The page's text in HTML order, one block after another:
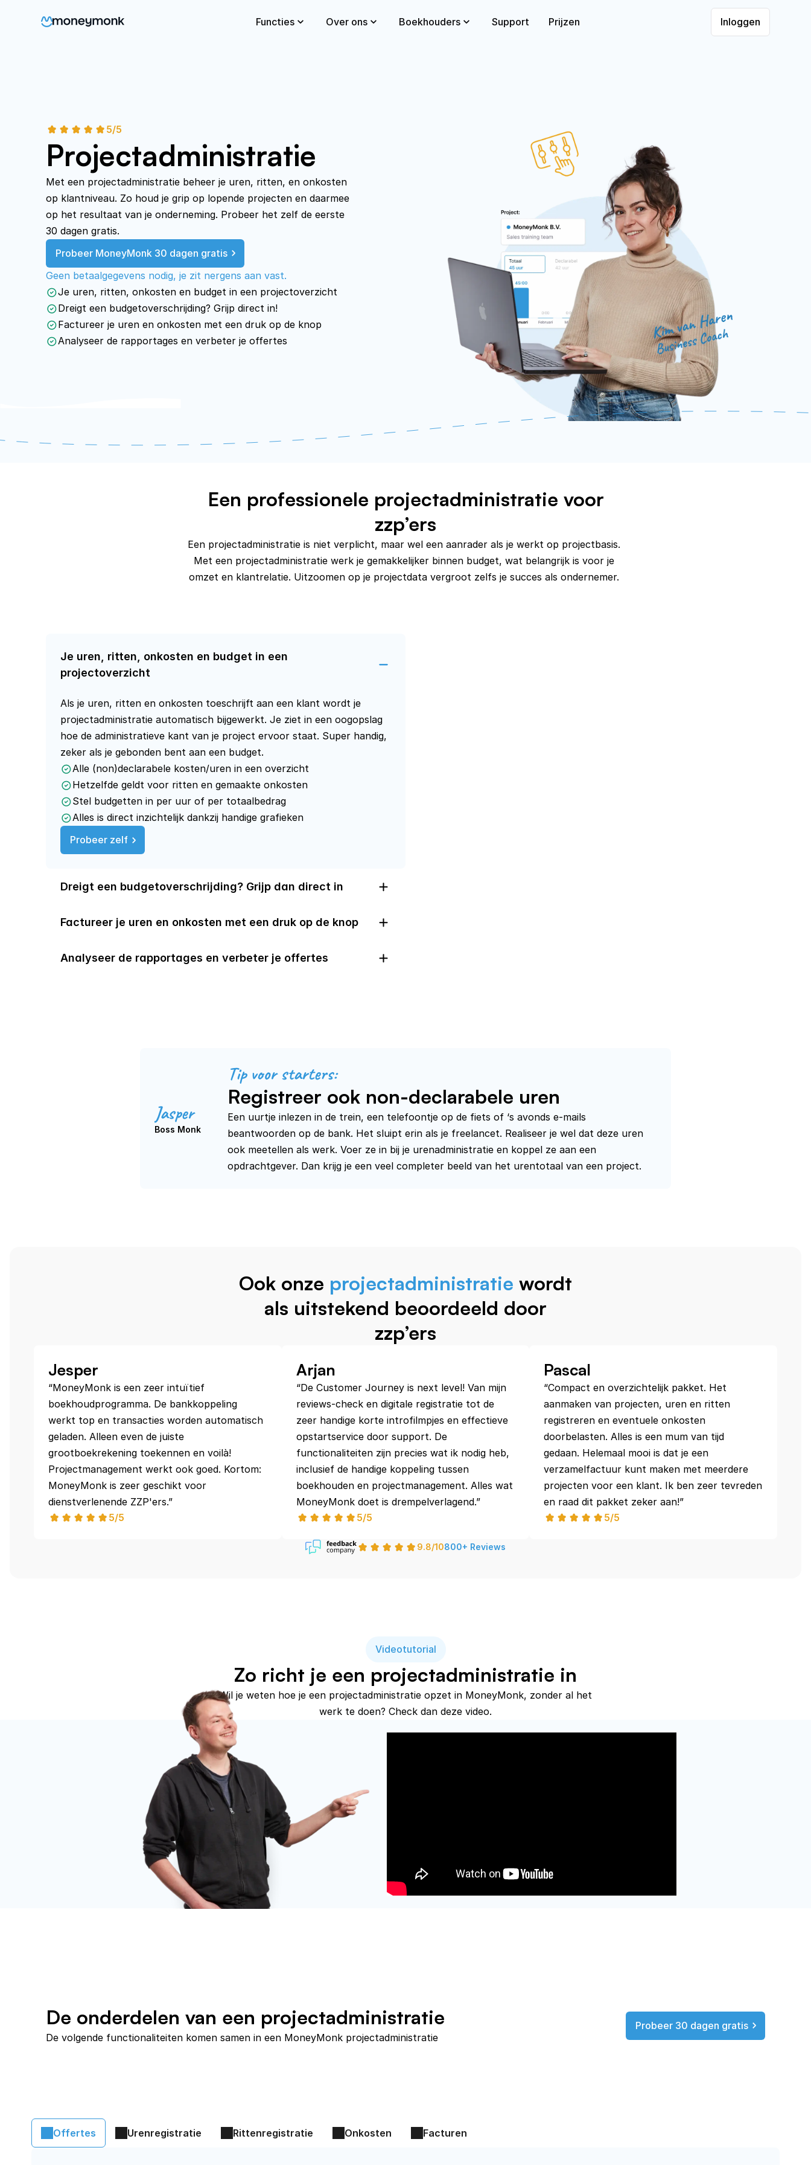
5/5
Project­administratie
Met een projectadministratie beheer je uren, ritten, en onkosten
op klantniveau. Zo houd je grip op lopende projecten en daarmee
op het resultaat van je onderneming. Probeer het zelf de eerste
30 dagen gratis.
Probeer MoneyMonk 30 dagen gratis
Geen betaalgegevens nodig, je zit nergens aan vast.
Je uren, ritten, onkosten en budget in een projectoverzicht
Dreigt een budgetoverschrijding? Grijp direct in!
Factureer je uren en onkosten met een druk op de knop
Analyseer de rapportages en verbeter je offertes
Een professionele projectadministratie voor
zzp’ers
Een projectadministratie is niet verplicht, maar wel een aanrader als je werkt op projectbasis.
Met een projectadministratie werk je gemakkelijker binnen budget, wat belangrijk is voor je
omzet en klantrelatie. Uitzoomen op je projectdata vergroot zelfs je succes als ondernemer.
Je uren, ritten, onkosten en budget in een
projectoverzicht
Als je uren, ritten en onkosten toeschrijft aan een klant wordt je
projectadministratie automatisch bijgewerkt. Je ziet in een oogopslag
hoe de administratieve kant van je project ervoor staat. Super handig,
zeker als je gebonden bent aan een budget.
Alle (non)declarabele kosten/uren in een overzicht
Hetzelfde geldt voor ritten en gemaakte onkosten
Stel budgetten in per uur of per totaalbedrag
Alles is direct inzichtelijk dankzij handige grafieken
Probeer zelf
Dreigt een budgetoverschrijding? Grijp dan direct in
Factureer je uren en onkosten met een druk op de knop
Analyseer de rapportages en verbeter je offertes
Jasper
Boss Monk
Tip voor starters:
Registreer ook non-declarabele uren
Een uurtje inlezen in de trein, een telefoontje op de fiets of ‘s avonds e-mails
beantwoorden op de bank. Het sluipt erin als je freelancet. Realiseer je wel dat deze uren
ook meetellen als werk. Voer ze in bij je urenadministratie en koppel ze aan een
opdrachtgever. Dan krijg je een veel completer beeld van het urentotaal van een project.
Ook onze projectadministratie wordt
als uitstekend beoordeeld door
zzp’ers
Jesper
“MoneyMonk is een zeer intuïtief
boekhoudprogramma. De bankkoppeling
werkt top en transacties worden automatisch
geladen. Alleen even de juiste
grootboekrekening toekennen en voilà!
Projectmanagement werkt ook goed. Kortom:
MoneyMonk is zeer geschikt voor
dienstverlenende ZZP'ers.”
5/5
Arjan
“De Customer Journey is next level! Van mijn
reviews-check en digitale registratie tot de
zeer handige korte introfilmpjes en effectieve
opstartservice door support. De
functionaliteiten zijn precies wat ik nodig heb,
inclusief de handige koppeling tussen
boekhouden en projectmanagement. Alles wat
MoneyMonk doet is drempelverlagend.”
5/5
Pascal
“Compact en overzichtelijk pakket. Het
aanmaken van projecten, uren en ritten
registreren en eventuele onkosten
doorbelasten. Alles is een mum van tijd
gedaan. Helemaal mooi is dat je een
verzamelfactuur kunt maken met meerdere
projecten voor een klant. Ik ben zeer tevreden
en raad dit pakket zeker aan!”
5/5
9.8/10800+ Reviews
Videotutorial
Zo richt je een projectadministratie in
Wil je weten hoe je een projectadministratie opzet in MoneyMonk, zonder al het
werk te doen? Check dan deze video.
De onderdelen van een projectadministratie
De volgende functionaliteiten komen samen in een MoneyMonk projectadministratie
Probeer 30 dagen gratis
Offertes Urenregistratie Rittenregistratie Onkosten Facturen
Functies Over ons Boekhouders Support Prijzen Inloggen